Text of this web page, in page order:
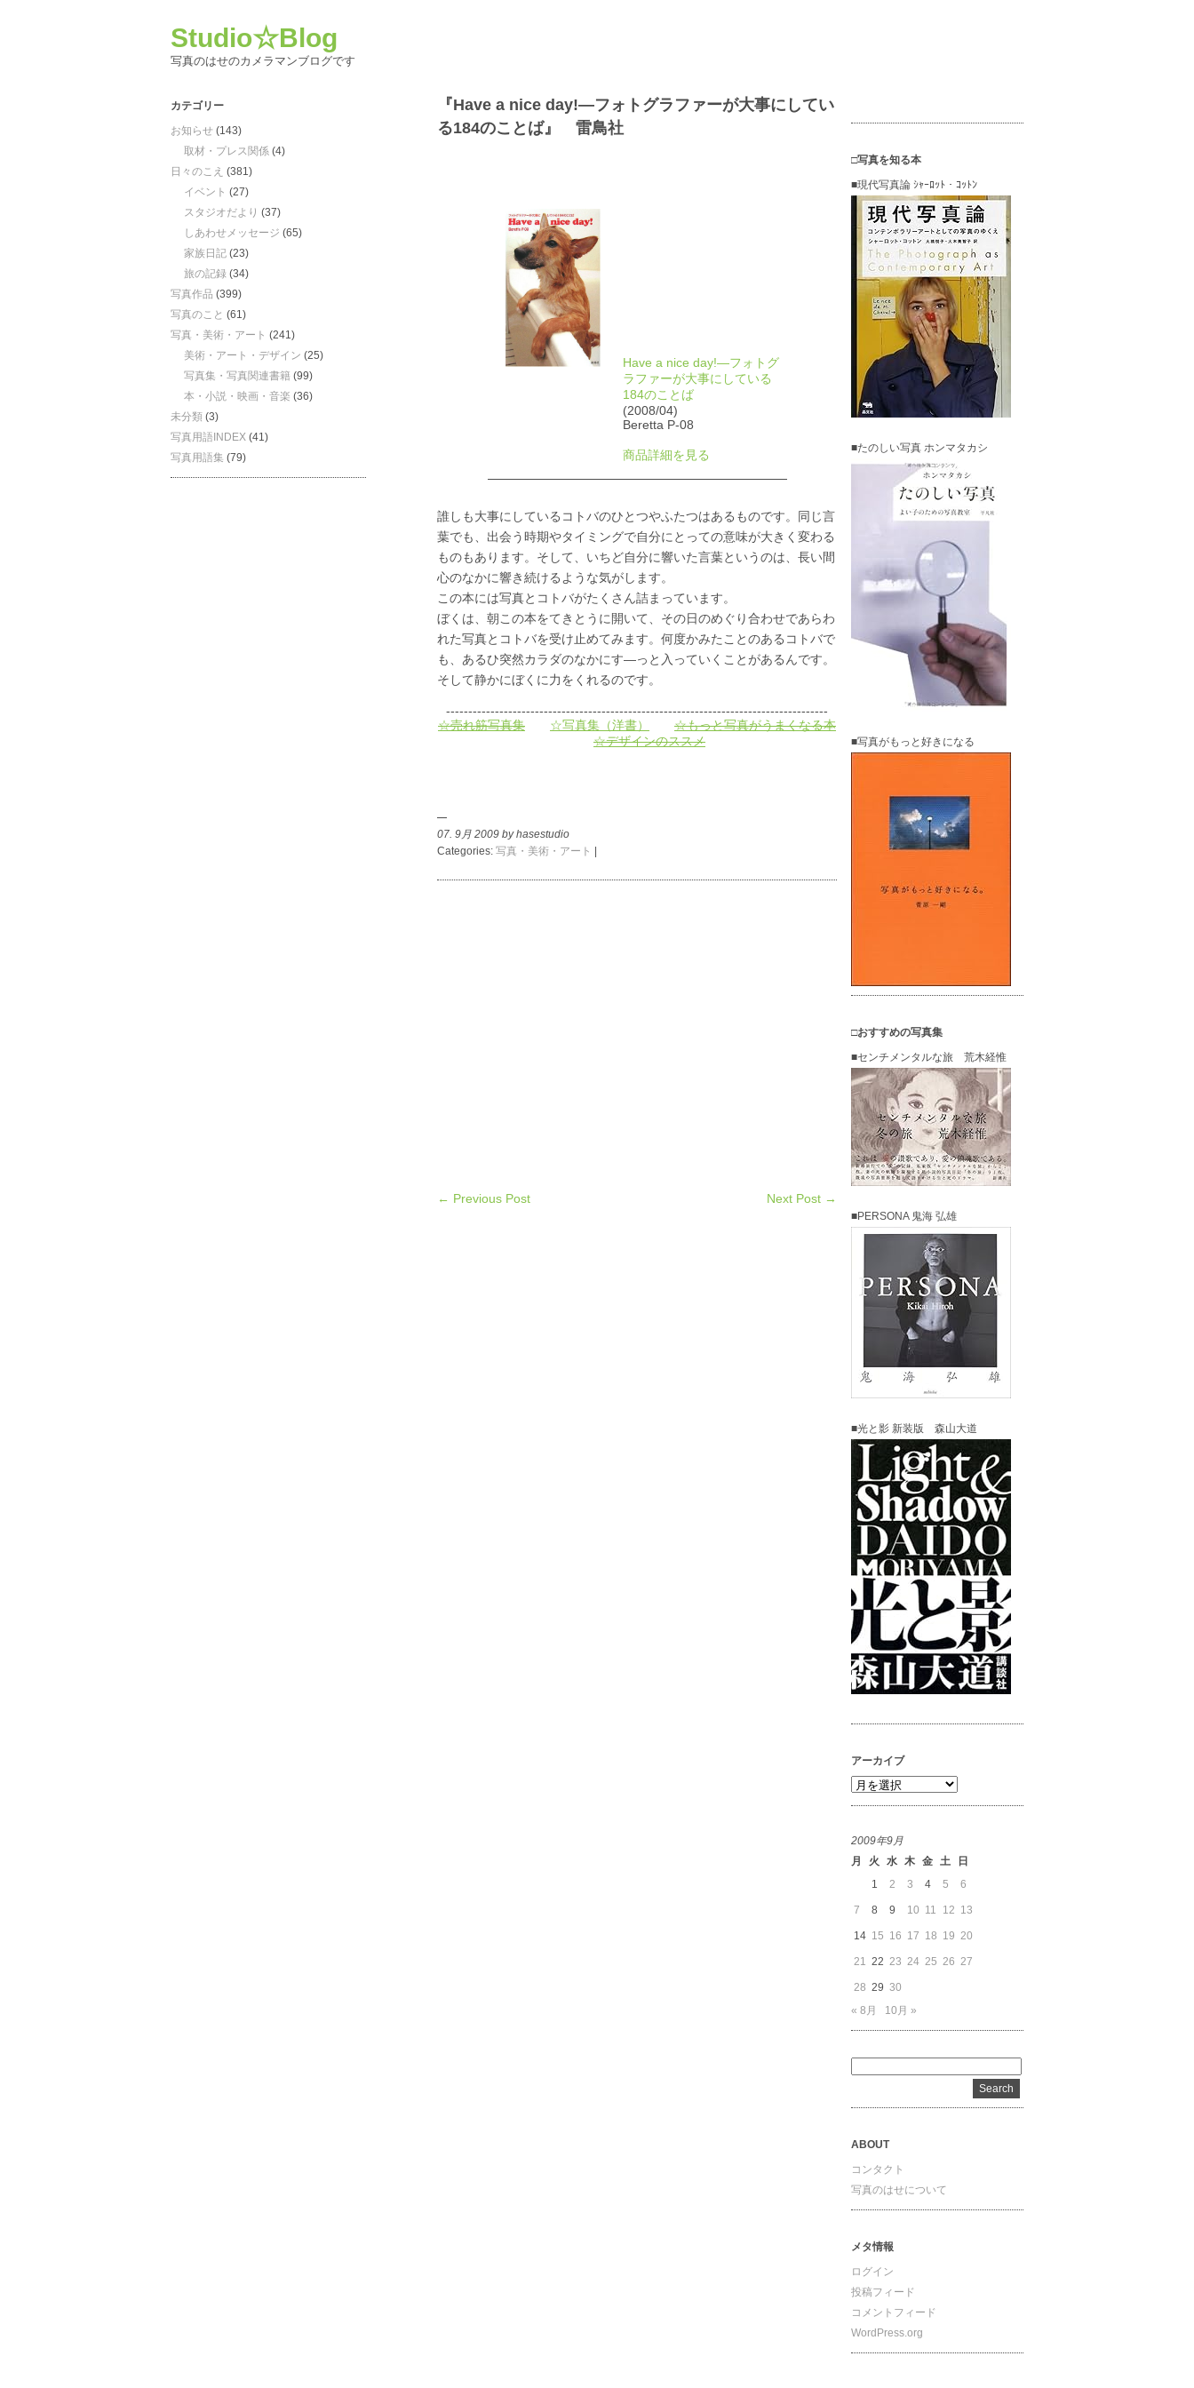
Studio☆Blog
写真のはせのカメラマンブログです
カテゴリー
お知らせ (143)
取材・プレス関係 (4)
日々のこえ (381)
イベント (27)
スタジオだより (37)
しあわせメッセージ (65)
家族日記 (23)
旅の記録 (34)
写真作品 (399)
写真のこと (61)
写真・美術・アート (241)
美術・アート・デザイン (25)
写真集・写真関連書籍 (99)
本・小説・映画・音楽 (36)
未分類 (3)
写真用語INDEX (41)
写真用語集 (79)
『Have a nice day!―フォトグラファーが大事にしてい
る184のことば』 雷鳥社
Have a nice day!―フォトグ
ラファーが大事にしている
184のことば
(2008/04)
Beretta P‐08
商品詳細を見る
誰しも大事にしているコトバのひとつやふたつはあるものです。同じ言
葉でも、出会う時期やタイミングで自分にとっての意味が大きく変わる
ものもあります。そして、いちど自分に響いた言葉というのは、長い間
心のなかに響き続けるような気がします。
この本には写真とコトバがたくさん詰まっています。
ぼくは、朝この本をてきとうに開いて、その日のめぐり合わせであらわ
れた写真とコトバを受け止めてみます。何度かみたことのあるコトバで
も、あるひ突然カラダのなかにす―っと入っていくことがあるんです。
そして静かにぼくに力をくれるのです。
--------------------------------------------------------------------------------------
☆売れ筋写真集
☆写真集（洋書）
☆もっと写真がうまくなる本
☆デザインのススメ
07. 9月 2009 by hasestudio
Categories: 写真・美術・アート
← Previous Post Next Post →
□写真を知る本
■現代写真論 ｼｬｰﾛｯﾄ・ｺｯﾄﾝ
■たのしい写真 ホンマタカシ
■写真がもっと好きになる
□おすすめの写真集
■センチメンタルな旅 荒木経惟
■PERSONA 鬼海 弘雄
■光と影 新装版 森山大道
アーカイブ
ア
ー
イ
ブ
2009年9月
月
火 水 木 金 土
日
1
2 3 4 5 6
7 8 9 10 11 12 13
14 15 16 17 18 19 20
21 22 23 24 25 26 27
28 29 30
« 8月
10月 »
ABOUT
コンタクト
写真のはせについて
メタ情報
ログイン
投稿フィード
コメントフィード
WordPress.org